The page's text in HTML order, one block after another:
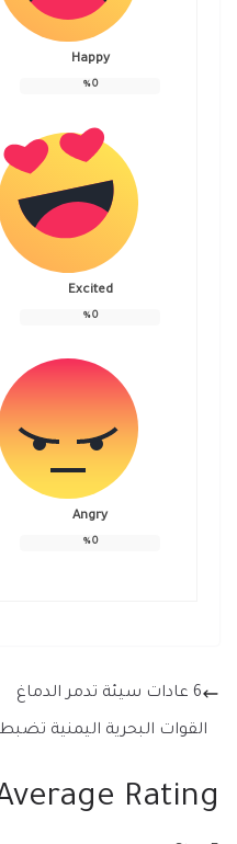
Happy
0
%
Excited
0
%
Angry
0
%
6 عادات سيئة تدمر الدماغ
القوات البحرية اليمنية
Rating